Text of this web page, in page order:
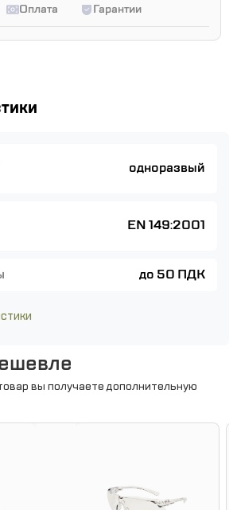
Оплата Гарантии
одноразвый
EN 149:2001
до 50 ПДК
вы получаете дополнительную